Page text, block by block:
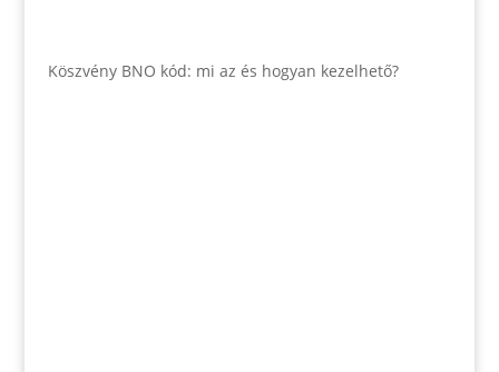
Köszvény BNO kód: mi az és hogyan kezelhető?